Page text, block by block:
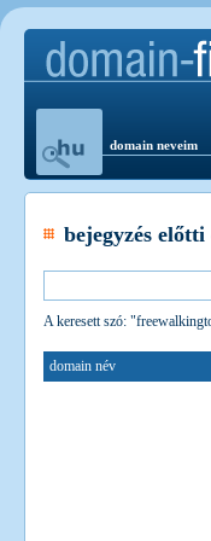
domain neveim
bejegyzés
A keresett szó:
domain név